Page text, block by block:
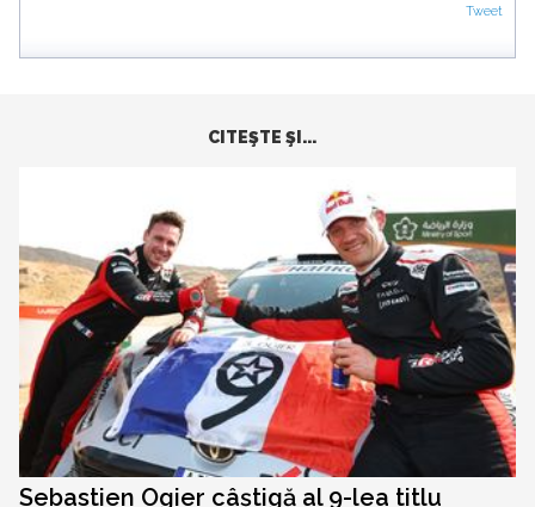
Tweet
CITEŞTE ŞI...
Sebastien Ogier câștigă al 9-lea titlu